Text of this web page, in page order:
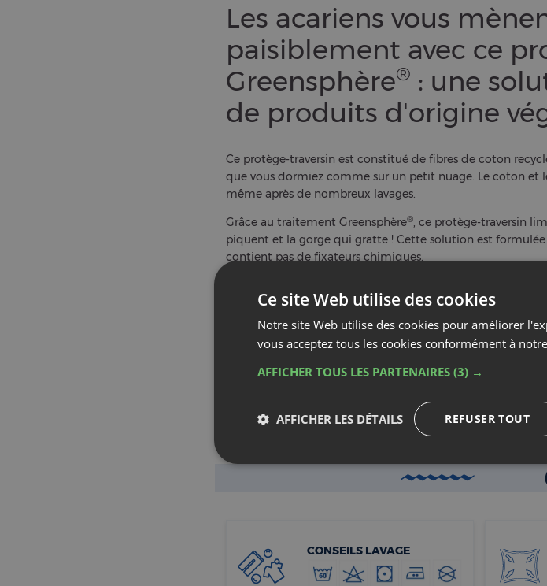
Les acariens vous
paisiblement avec ce
Greensphère® : une
de produits d'origine
Ce protège-traversin est constitué de fibres de coton
que vous dormiez comme sur un petit nuage. Le coton et
même après de nombreux lavages.
Grâce au traitement Greensphère®, ce protège-traversin
piquent et la gorge qui gratte ! Cette solution est
contient pas de fixateurs chimiques.
Conseil d’entretien : nous vous conseillons de laver ce
Cet article bénéficie d’un traitement biocide
Poivrée et le Géraniol. N° CAS : 106-24-1 et 8006-90-4.
tous nos produits sont
produits chimiques nocifs ou controversés. En choisissant
transparence et la traçabilité des moyens de production,
Les protèges-traversin absorbants Vega sont fabriqués en
CONSEILS LAVAGE